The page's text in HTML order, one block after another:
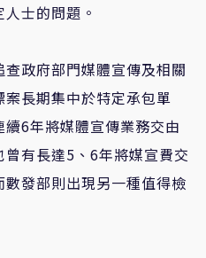
士的問題。
政府部門媒體宣傳及相關
長期集中於特定承包單
續6年將媒體宣傳業務交由
曾有長達5 、 6年將媒宣費交
發部則出現另一種值得檢